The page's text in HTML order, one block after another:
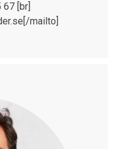
67 [br]
mailto]